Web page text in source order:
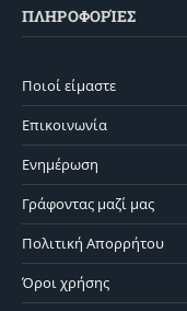
ΠΛΗΡΟΦΟΡΊΕΣ
Ποιοί είμαστε
Επικοινωνία
Ενημέρωση
Γράφοντας μαζί μας
Πολιτική Απορρήτου
Όροι χρήσης